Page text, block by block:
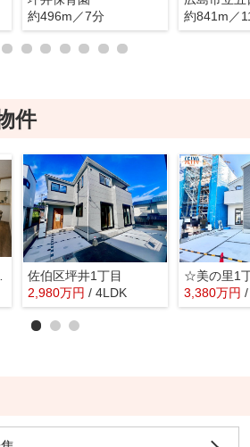
約496m／7分
約841m／
件
佐伯区坪井1丁目
2,980万円 / 4LDK 3,380万円